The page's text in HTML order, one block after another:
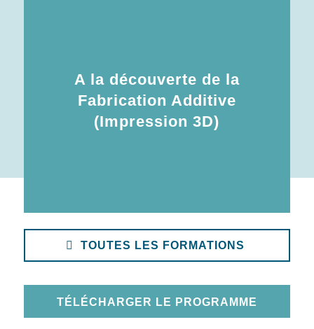
A la découverte de la
Fabrication Additive
(Impression 3D)
TOUTES LES FORMATIONS
TÉLÉCHARGER LE PROGRAMME